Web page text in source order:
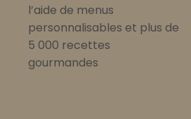
l’aide de menus
personnalisables et plus de
5 000 recettes
gourmandes